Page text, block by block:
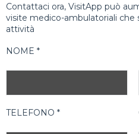
Contattaci ora, VisitApp può
visite medico-ambulatoriali che
attività
NOME *
TELEFONO *